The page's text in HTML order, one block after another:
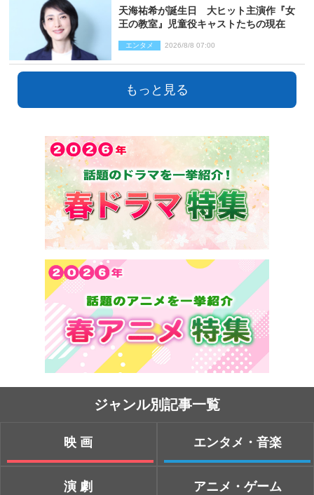
天海祐希が誕生日 大ヒット主演作『女
王の教室』児童役キャストたちの現在
エンタメ 2026/8/8 07:00
もっと見る
ジャンル別記事一覧
映画
演劇
エンタメ・音楽
アニメ・ゲーム